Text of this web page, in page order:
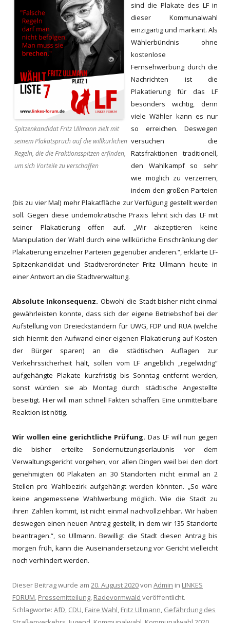
Spitzenkandidat Fritz Ullmann zielt mit
seinem Plakatspruch auf die willkürlichen
Regeln, die die Fraktionsspitzen erfinden,
um sich Vorteile zu verschaffen
sind die Plakatedes LF in
dieser Kommunalwahl
einzigartig und markant. Als
Wählerbündnis ohne
kostenlose
Fernsehwerbung durch die
Nachrichten ist die
Plakatierung für das LF
besonders wichtig, denn
viele Wähler kann es nur
so erreichen. Deswegen
versuchen
die
Ratsfraktionen traditionell,
den Wahlkampf so sehr
wie möglich zu verzerren,
indem den großen Parteien
(bis zu vier Mal) mehr Plakatfläche zur Verfügung gestellt werden
soll. Gegen diese undemokratische Praxis lehnt sich das LF mit
seiner Plakatierung offen auf. „Wir akzeptieren keine
Manipulation der Wahl durch eine willkürliche Einschränkung der
Plakatierung einzelner Parteien gegenüber anderen.“,erklärte LF-
Spitzenkandidat und Stadtverordneter Fritz Ullmann heute in
einer Antwort an die Stadtverwaltung.
Absolute Inkonsequenz. Obwohl die Stadt bisher nicht einmal
gewährleisten konnte, dass sich der eigene Betriebshof bei der
Aufstellung von Dreieckständernfür UWG, FDP und RUA (welche
sich hiermit den Aufwand einer eigenen Plakatierung auf Kosten
der Bürger sparen) an die städtischen Auflagen zur
Verkehrssicherheit hält, sollen vom LF angeblich „regelwidrig“
aufgehängte Plakate kurzfristig bis Sonntag entfernt werden,
sonst würden sie ab Montagdurch städtische Angestellte
beseitigt. Hier will man schnell Fakten schaffen.Eine unmittelbare
Reaktion ist nötig.
Wir wollen eine gerichtliche Prüfung. Das LF will nun gegen
die bisher erteilte Sondernutzungserlaubnis vor dem
Verwaltungsgericht vorgehen, vor allen Dingen weil bei den dort
genehmigten 60 Plakaten an 30 Standorten nicht einmal an2
Stellen pro Wahlbezirk aufgehängt werden könnten. „So wäre
keine angemessene Wahlwerbung möglich. Wie die Stadt zu
ihren Zahlen kommt, ist nicht einmal nachvollziehbar. Wir haben
deswegen einen neuen Antrag gestellt, in dem wir 135 Standorte
beantragen.“, so Ullmann. Bewilligt die Stadt diesen Antrag bis
morgen früh, kann die Auseinandersetzung vor Gerichtvielleicht
noch verhindert werden.
Dieser Beitrag wurde am 20. August 2020von Admin in LINKES
FORUM, Pressemitteilung, Radevormwald veröffentlicht.
Schlagworte: AfD, CDU, Faire Wahl, Fritz Ullmann, Gefährdung des